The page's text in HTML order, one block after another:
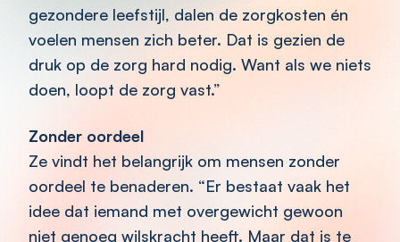
gezondere leefstijl, dalen de zorgkosten én
voelen mensen zich beter. Dat is gezien de
druk op de zorg hard nodig. Want als we niets
doen, loopt de zorg vast.”
Zonder oordeel
Ze vindt het belangrijk om mensen zonder
oordeel te benaderen. “Er bestaat vaak het
idee dat iemand met overgewicht gewoon
niet genoeg wilskracht heeft. Maar dat is te